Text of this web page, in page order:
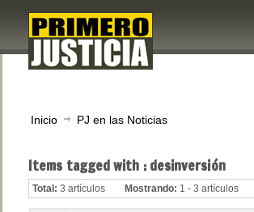
Inicio PJ en las Noticias
Items tagged with : desinversión
Total: 3 artículos Mostrando: 1 - 3 artículos